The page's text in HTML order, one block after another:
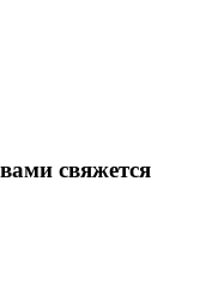
свяжется